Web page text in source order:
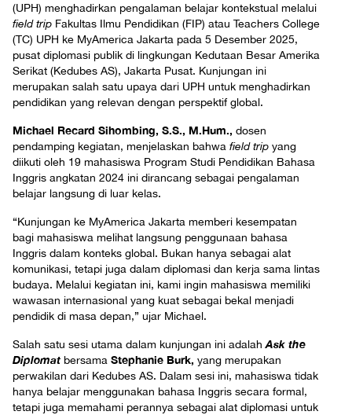
(UPH) menghadirkan pengalaman belajar kontekstual melalui
field trip Fakultas Ilmu Pendidikan (FIP) atau Teachers College
(TC) UPH ke MyAmerica Jakarta pada 5 Desember 2025,
pusat diplomasi publik di lingkungan Kedutaan Besar Amerika
Serikat (Kedubes AS), Jakarta Pusat. Kunjungan ini
merupakan salah satu upaya dari UPH untuk menghadirkan
pendidikan yang relevan dengan perspektif global.
Michael Recard Sihombing, S.S., M.Hum., dosen
pendamping kegiatan, menjelaskan bahwa field trip yang
diikuti oleh 19 mahasiswa Program Studi Pendidikan Bahasa
Inggris angkatan 2024 ini dirancang sebagai pengalaman
belajar langsung di luar kelas.
“Kunjungan ke MyAmerica Jakarta memberi kesempatan
bagi mahasiswa melihat langsung penggunaan bahasa
Inggris dalam konteks global. Bukan hanya sebagai alat
komunikasi, tetapi juga dalam diplomasi dan kerja sama lintas
budaya. Melalui kegiatan ini, kami ingin mahasiswa memiliki
wawasan internasional yang kuat sebagai bekal menjadi
pendidik di masa depan,” ujar Michael.
Salah satu sesi utama dalam kunjungan ini adalahAsk the
Diplomatbersama Stephanie Burk, yang merupakan
perwakilan dari Kedubes AS. Dalam sesi ini, mahasiswa tidak
hanya belajar menggunakan bahasa Inggris secara formal,
tetapi juga memahami perannya sebagai alat diplomasi untuk